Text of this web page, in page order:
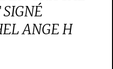
ANGE H